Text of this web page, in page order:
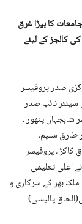
کا بیڑا غرق
کالجز کے لیئے
صدر پروفیسر
نائب صدر
پنھور ،
طارق سلیم،
، پروفیسر
اعلی تعلیمی
بھر کے سرکاری و
پالیسی)